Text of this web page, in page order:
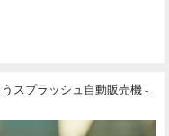
スプラッシュ自動販売機 -